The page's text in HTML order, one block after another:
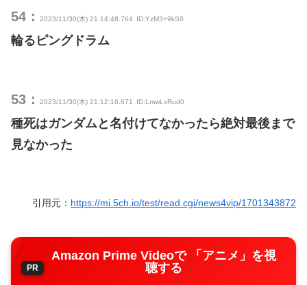
54： 2023/11/30(木) 21:14:48.764 ID:YzM3+9kS0
輪るピングドラム
53： 2023/11/30(木) 21:12:16.671 ID:LmwLxRud0
種死はガンダムと名付けてなかったら絶対最後まで
見なかった
引用元： https://mi.5ch.io/test/read.cgi/news4vip/1701343872
Amazon Prime Videoで 「アニメ」を視
聴する